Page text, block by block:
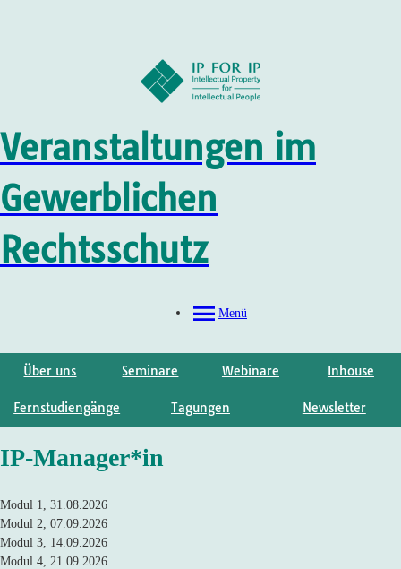
Veranstaltungen im
Gewerblichen
Rechtsschutz
Menü
Über uns Seminare Webinare Inhouse
Fernstudiengänge Tagungen Newsletter
IP-Manager*in
Modul 1, 31.08.2026
Modul 2, 07.09.2026
Modul 3, 14.09.2026
Modul 4, 21.09.2026